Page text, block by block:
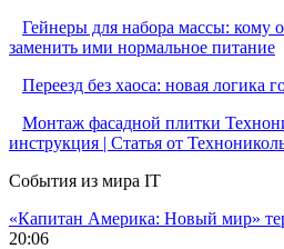
Гейнеры для набора массы: кому
заменить ими нормальное питание
Переезд без хаоса: новая логика
Монтаж фасадной плитки
инструкция | Статья от
События из мира IT
«Капитан Америка: Новый мир»
20:06